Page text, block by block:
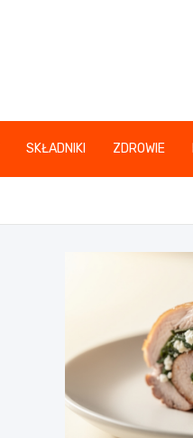
SKŁADNIKI ZDROWIE